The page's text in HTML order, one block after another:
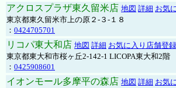
アクロスプラザ東久留米店 地図 詳細 お気
東京都東久留米市上の原２-３-１８
： 0424705701
リコパ東大和店 地図 詳細 お気に入り店舗登録
東京都東大和市桜ヶ丘2-142-1 LICOPA東大和2階
： 0425908601
イオンモール多摩平の森店 地図 詳細 お気